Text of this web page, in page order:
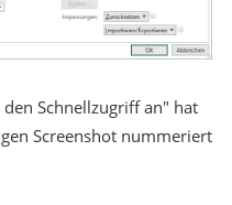
Schnellzugriff an" hat
Screenshot nummeriert